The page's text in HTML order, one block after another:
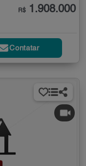
R$ 1.908.000
Contatar